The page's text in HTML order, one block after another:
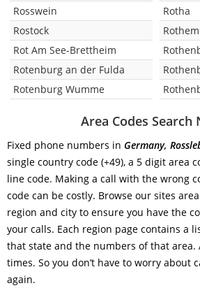
Rosswein
Rostock
Rot Am See-Brettheim
Rotenburg an der Fulda
Rotenburg Wumme
Rotha
Area Codes Search
Fixed phone numbers in Germany,
single country code (+49), a 5 digit area
line code. Making a call with the wrong
code can be costly. Browse our sites
region and city to ensure you have the
your calls. Each region page contains a
that state and the numbers of that area.
times. So you don’t have to worry about
again.